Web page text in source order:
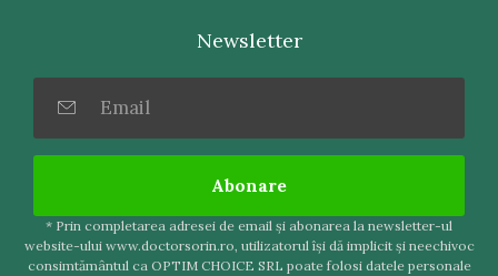
Newsletter
Abonare
* Prin completarea adresei de email şi abonarea la newsletter-ul
website-ului www.doctorsorin.ro, utilizatorul îşi dă implicit şi neechivoc
consimtământul ca OPTIM CHOICE SRL poate folosi datele personale